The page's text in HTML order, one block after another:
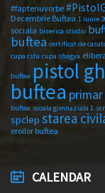
#faptenuvorbe
Decembrie Buftea 1 iunie
sociala biserica studio
buftea certificat de
cupa csta cupa shagya
buftea pistol
buftea
buftea scoala gimnaziala 1
spclep starea
eroilor buftea
CALENDAR